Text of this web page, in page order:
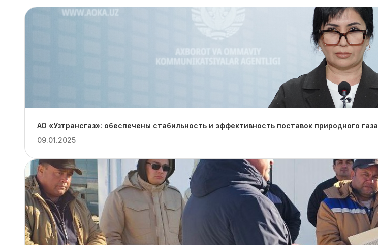
АО «Узтрансгаз»: обеспечены стабильность и эффективность поставок природного газа
09.01.2025